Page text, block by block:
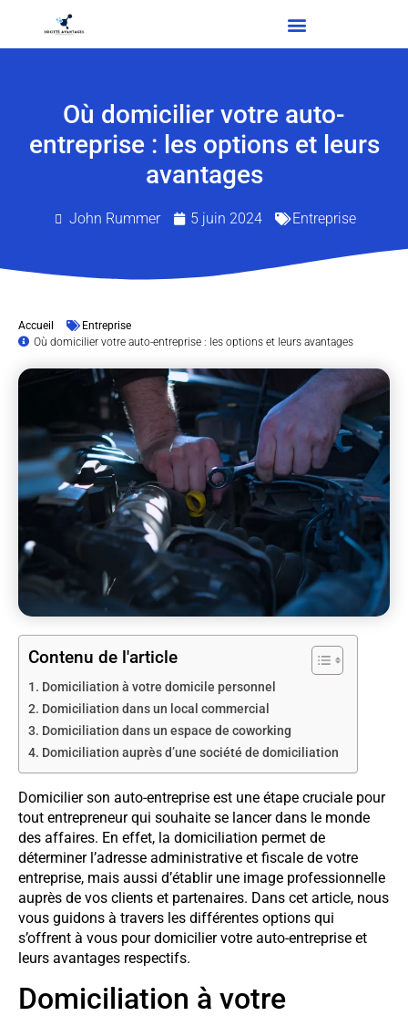
Où domicilier votre auto-
entreprise : les options et leurs
avantages
John Rummer 5 juin 2024 Entreprise
Accueil
Entreprise
Où domicilier votre auto-entreprise : les options et leurs avantages
Contenu de l'article
Domiciliation à votre domicile personnel
Domiciliation dans un local commercial
Domiciliation dans un espace de coworking
Domiciliation auprès d’une société de domiciliation
Domicilier son auto-entreprise est une étape cruciale pour
tout entrepreneur qui souhaite se lancer dans le monde
des affaires. En effet, la domiciliation permet de
déterminer l’adresse administrative et fiscale de votre
entreprise, mais aussi d’établir une image professionnelle
auprès de vos clients et partenaires. Dans cet article, nous
vous guidons à travers les différentes options qui
s’offrent à vous pour domicilier votre auto-entreprise et
leurs avantages respectifs.
Domiciliation à votre